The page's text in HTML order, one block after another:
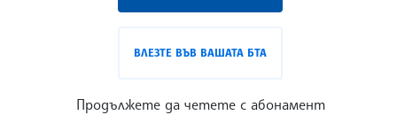
ВЛЕЗТЕ ВЪВ ВАШАТА БТА
Продължете да четете с абонамент